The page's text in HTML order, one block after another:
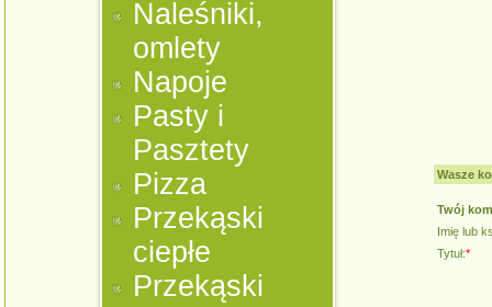
Naleśniki,
omlety
Napoje
Pasty i
Pasztety
Pizza
Przekąski
ciepłe
Przekąski
Wasze
Twój
Imię lub
Tytuł:*